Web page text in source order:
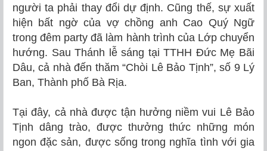
người ta phải thay đổi dự định. Cũng thế, sự xuất
hiện bất ngờ của vợ chồng anh Cao Quý Ngữ
trong đêm party đã làm hành trình của Lớp chuyển
hướng. Sau Thánh lễ sáng tại TTHH Đức Mẹ Bãi
Dâu, cả nhà đến thăm “Chòi Lê Bảo Tịnh”, số 9 Lý
Ban, Thành phố Bà Rịa.
Tại đây, cả nhà được tận hưởng niềm vui Lê Bảo
Tịnh dâng trào, được thưởng thức những món
ngon đặc sản, được sống trong nghĩa tình với gia